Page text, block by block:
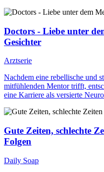
Doctors - Liebe unter
Gesichter
Arztserie
Nachdem eine rebellische und
mitfühlenden Mentor trifft,
eine Karriere als versierte
Gute Zeiten, schlechte
Folgen
Daily Soap